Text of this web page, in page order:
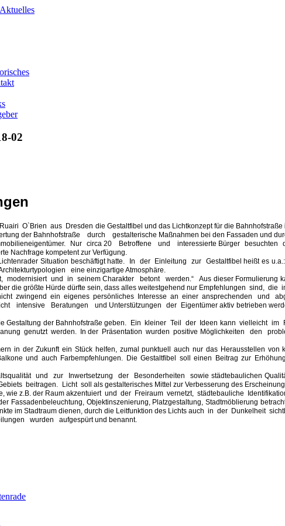
O`Brien aus Dresden die Gestaltfibel und das Lichtkonzept für die
der Bahnhofstraße durch gestalterische Maßnahmen bei den Fassaden und
Nur circa 20 Betroffene und interessierte Bürger
Nachfrage kompetent zur Verfügung.
Situation beschäftigt hatte. In der Einleitung zur Gestaltfibel heißt es
eine einzigartige Atmosphäre.
und in seinem Charakter betont werden.“ Aus dieser Formulierung
die größte Hürde dürfte sein, dass alles weitestgehend nur Empfehlungen sind,
zwingend ein eigenes persönliches Interesse an einer ansprechenden und
intensive Beratungen und Unterstützungen der Eigentümer aktiv betrieben
der Bahnhofstraße geben. Ein kleiner Teil der Ideen kann vielleicht im
genutzt werden. In der Präsentation wurden positive Möglichkeiten den
in der Zukunft ein Stück helfen, zumal punktuell auch nur das Herausstellen
und auch Farbempfehlungen. Die Gestaltfibel soll einen Beitrag zur
und zur Inwertsetzung der Besonderheiten sowie städtebaulichen
beitragen. Licht soll als gestalterisches Mittel zur Verbesserung des
wie z.B. der Raum akzentuiert und der Freiraum vernetzt, städtebauliche
Objektinszenierung, Platzgestaltung, Stadtmöblierung
im Stadtraum dienen, durch die Leitfunktion des Lichts auch in der Dunkelheit
wurden aufgespürt und benannt.
02